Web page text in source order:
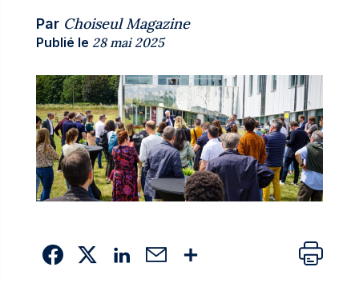
Par Choiseul Magazine
Publié le 28 mai 2025